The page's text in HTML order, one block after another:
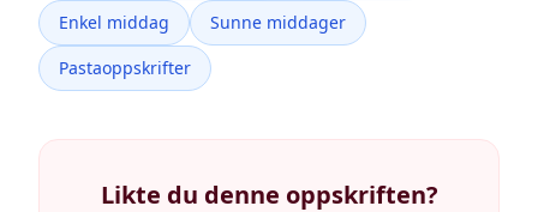
Enkel middag
Sunne middager
Pastaoppskrifter
Likte du denne oppskriften?